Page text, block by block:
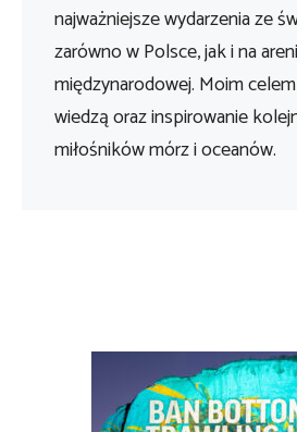
najważniejsze wydarzenia ze
zarówno w Polsce, jak i na
międzynarodowej. Moim
wiedzą oraz inspirowanie
miłośników mórz i oceanów.